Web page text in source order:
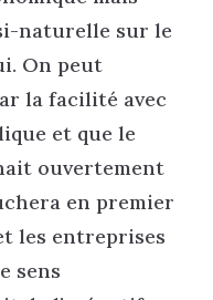
naturelle sur le
On peut
la facilité avec
et que le
ouvertement
en premier
les entreprises
sens